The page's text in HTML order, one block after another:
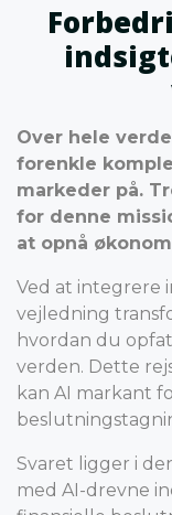
Over hele
forenkle
markeder på.
for denne
at opnå
Ved at integrere
vejledning
hvordan du
verden. Dette
kan AI markant
Svaret ligger i
med AI-drevne